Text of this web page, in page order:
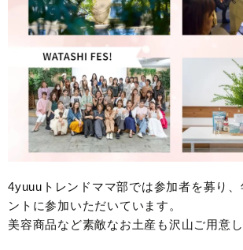
4yuuuトレンドママ部では参加者を募り
ントに参加いただいています。
美容商品など素敵なお土産も沢山ご用意し